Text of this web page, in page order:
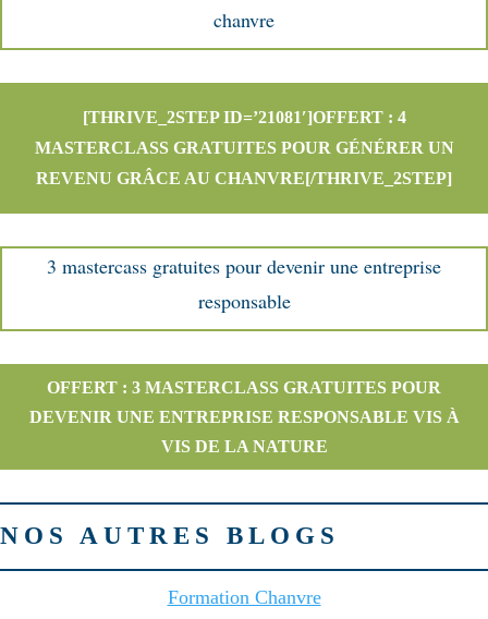
chanvre
[THRIVE_2STEP ID=’21081′]OFFERT : 4
MASTERCLASS GRATUITES POUR GÉNÉRER UN
REVENU GRÂCE AU CHANVRE[/THRIVE_2STEP]
3 mastercass gratuites pour devenir une entreprise
responsable
OFFERT : 3 MASTERCLASS GRATUITES POUR
DEVENIR UNE ENTREPRISE RESPONSABLE VIS À
VIS DE LA NATURE
NOS AUTRES BLOGS
Formation Chanvre